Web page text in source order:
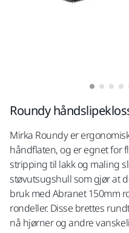
Roundy
Mirka Roundy er
håndflaten, og er egnet for
stripping til lakk og maling
støvutsugshull som gjør at
bruk med Abranet 150mm
rondeller. Disse brettes
nå hjørner og andre